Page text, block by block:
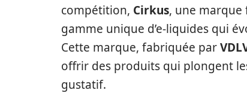
compétition, Cirkus, une marque
gamme unique d’e-liquides qui
Cette marque, fabriquée par
offrir des produits qui plongent
gustatif.